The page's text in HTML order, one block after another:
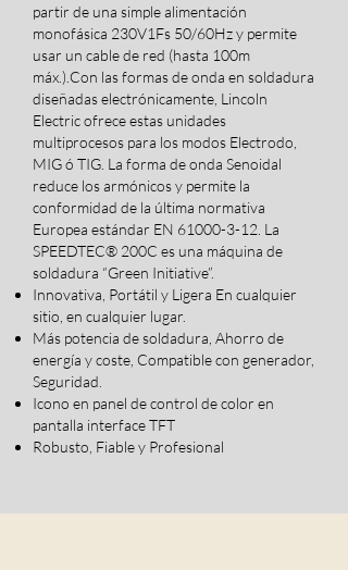
partir de una simple alimentación
monofásica 230V1Fs 50/60Hz y permite
usar un cable de red (hasta 100m
máx.).Con las formas de onda en soldadura
diseñadas electrónicamente, Lincoln
Electric ofrece estas unidades
multiprocesos para los modos Electrodo,
MIG ó TIG. La forma de onda Senoidal
reduce los armónicos y permite la
conformidad de la última normativa
Europea estándar EN 61000-3-12 . La
SPEEDTEC® 200C es una máquina de
soldadura “Green Initiative”.
Innovativa, Portátil y Ligera En cualquier
sitio, en cualquier lugar.
Más potencia de soldadura, Ahorro de
energía y coste, Compatible con generador,
Seguridad.
Icono en panel de control de color en
pantalla interface TFT
Robusto, Fiable y Profesional